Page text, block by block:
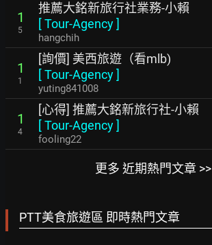
1
5
推薦大銘新旅行社業務-小賴
[Tour-Agency]
hangchih
1
1
[詢價] 美西旅遊（看mlb)
[Tour-Agency]
yuting841008
1
4
[心得] 推薦大銘新旅行社-小賴
[Tour-Agency]
fooling22
更多 近期熱門文章 >>
PTT美食旅遊區 即時熱門文章